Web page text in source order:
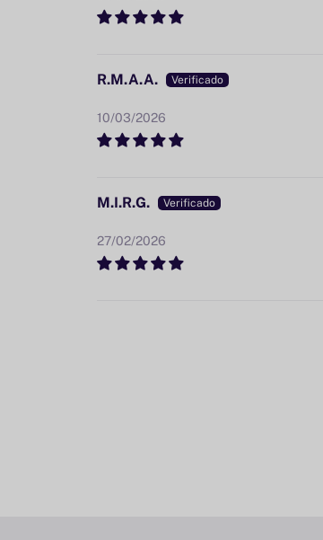
10/03/2026
R.M.A.A.
27/02/2026
M.I.R.G.